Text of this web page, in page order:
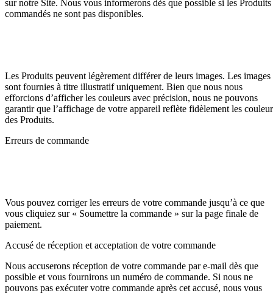
sur notre Site. Nous vous informerons dès que possible si les Produits
commandés ne sont pas disponibles.
Les Produits peuvent légèrement différer de leurs images. Les images
sont fournies à titre illustratif uniquement. Bien que nous nous
efforcions d’afficher les couleurs avec précision, nous ne pouvons
garantir que l’affichage de votre appareil reflète fidèlement les
des Produits.
Erreurs de commande
Vous pouvez corriger les erreurs de votre commande jusqu’à ce que
vous cliquiez sur « Soumettre la commande » sur la page finale de
paiement.
Accusé de réception et acceptation de votre commande
Nous accuserons réception de votre commande par e-mail dès que
possible et vous fournirons un numéro de commande. Si nous ne
pouvons pas exécuter votre commande après cet accusé, nous vous